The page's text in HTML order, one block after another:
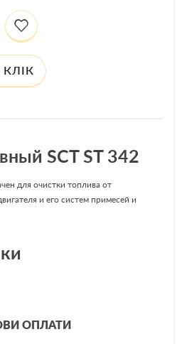
SCT ST 342
для очистки топлива от
и его систем примесей и
ОПЛАТИ